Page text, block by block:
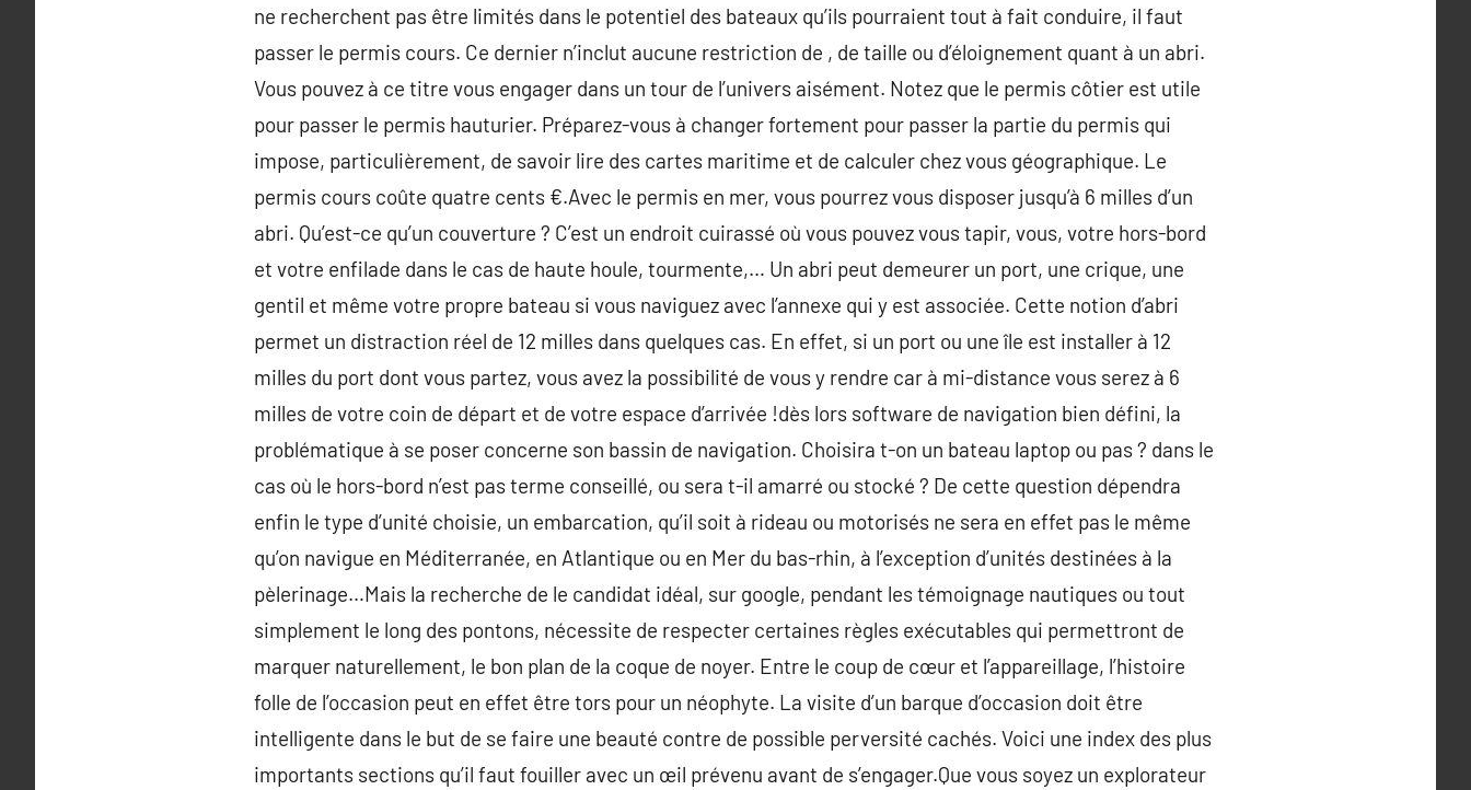
ne recherchent pas être limités dans le potentiel des bateaux qu’ils pourraient tout à fait conduire, il faut
passer le permis cours. Ce dernier n’inclut aucune restriction de , de taille ou d’éloignement quant à un abri.
Vous pouvez à ce titre vous engager dans un tour de l’univers aisément. Notez que le permis côtier est utile
pour passer le permis hauturier. Préparez-vous à changer fortement pour passer la partie du permis qui
impose, particulièrement, de savoir lire des cartes maritime et de calculer chez vous géographique. Le
permis cours coûte quatre cents €.Avec le permis en mer, vous pourrez vous disposer jusqu’à 6 milles d’un
abri. Qu’est-ce qu’un couverture ? C’est un endroit cuirassé où vous pouvez vous tapir, vous, votre hors-bord
et votre enfilade dans le cas de haute houle, tourmente,… Un abri peut demeurer un port, une crique, une
gentil et même votre propre bateau si vous naviguez avec l’annexe qui y est associée. Cette notion d’abri
permet un distraction réel de 12 milles dans quelques cas. En effet, si un port ou une île est installer à 12
milles du port dont vous partez, vous avez la possibilité de vous y rendre car à mi-distance vous serez à 6
milles de votre coin de départ et de votre espace d’arrivée !dès lors software de navigation bien défini, la
problématique à se poser concerne son bassin de navigation. Choisira t-on un bateau laptop ou pas ? dans le
cas où le hors-bord n’est pas terme conseillé, ou sera t-il amarré ou stocké ? De cette question dépendra
enfin le type d’unité choisie, un embarcation, qu’il soit à rideau ou motorisés ne sera en effet pas le même
qu’on navigue en Méditerranée, en Atlantique ou en Mer du bas-rhin, à l’exception d’unités destinées à la
pèlerinage…Mais la recherche de le candidat idéal, sur google, pendant les témoignage nautiques ou tout
simplement le long des pontons, nécessite de respecter certaines règles exécutables qui permettront de
marquer naturellement, le bon plan de la coque de noyer. Entre le coup de cœur et l’appareillage, l’histoire
folle de l’occasion peut en effet être tors pour un néophyte. La visite d’un barque d’occasion doit être
intelligente dans le but de se faire une beauté contre de possible perversité cachés. Voici une index des plus
importants sections qu’il faut fouiller avec un œil prévenu avant de s’engager.Que vous soyez un explorateur